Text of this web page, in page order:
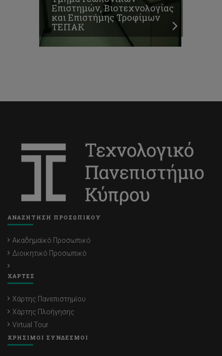
Επιστημών, Βιοτεχνολογίας
και Επιστήμης Τροφίμων
ΤΕΠΑΚ
ΑΝΑΖΗΤΗΣΗ ΠΡΟΣΩΠΙΚΟΥ
Ακαδημαϊκό Προσωπικό
Διοικητικό Προσωπικό
ΧΑΡΤΕΣ
Χάρτης Πανεπιστημίου
Χάρτης Πλοήγησης
Virtual Tour
ΧΡΗΣΙΜΟΙ ΣΥΝΔΕΣΜΟΙ